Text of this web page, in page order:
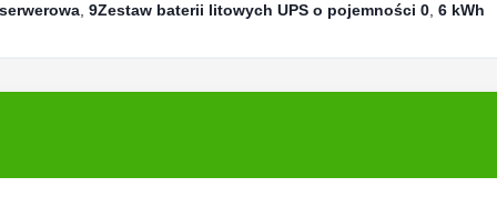
9Zestaw baterii litowych UPS o pojemności 0 6 kWh